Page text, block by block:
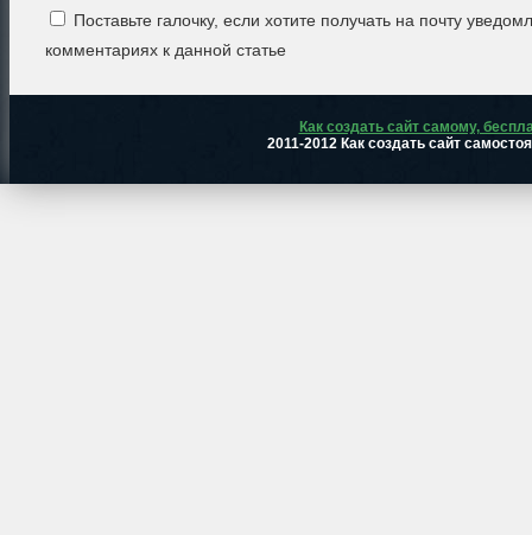
Поставьте галочку, если хотите получать на почту
комментариях к данной статье
Как создать сайт самому,
2011-2012 Как создать сайт